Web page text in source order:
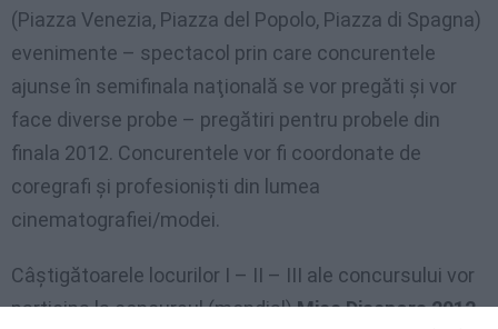
(Piazza Venezia, Piazza del Popolo, Piazza di Spagna)
evenimente – spectacol prin care concurentele
ajunse în semifinala naţională se vor pregăti şi vor
face diverse probe – pregătiri pentru probele din
finala 2012. Concurentele vor fi coordonate de
coregrafi şi profesionişti din lumea
cinematografiei/modei.
Câştigătoarele locurilor I – II – III ale concursului vor
participa la concursul (mondial)Miss Diaspora 2012,